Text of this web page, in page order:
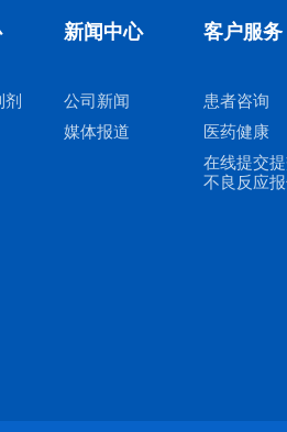
剂
新闻中心
公司新闻
媒体报道
客户服务
患者咨询
医药健康
在线提交
不良反应